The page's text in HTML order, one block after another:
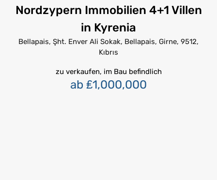
Nordzypern Immobilien 4+1 Villen
in Kyrenia
Bellapais, Şht. Enver Ali Sokak, Bellapais, Girne, 9512,
Kıbrıs
zu verkaufen, im Bau befindlich
ab ₤1,000,000